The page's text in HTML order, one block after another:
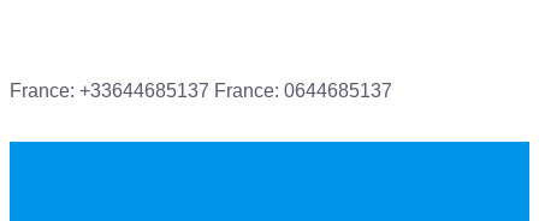
France: +33644685137 France: 0644685137